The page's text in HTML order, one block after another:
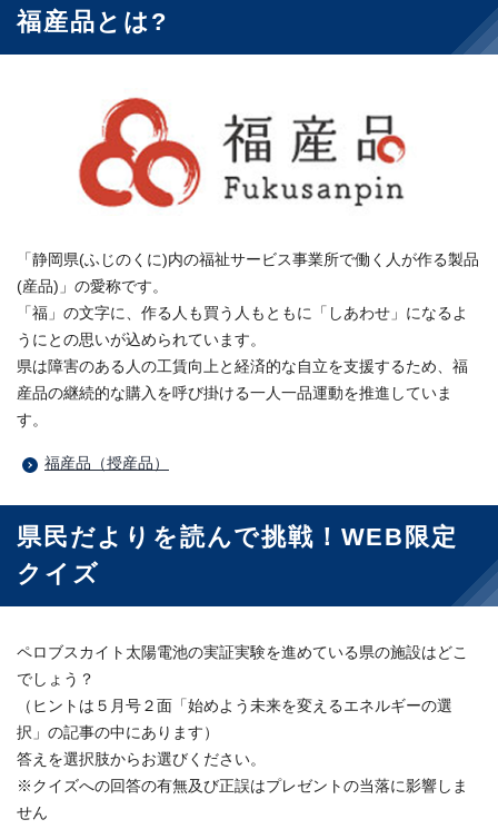
福産品とは?
「静岡県(ふじのくに)内の福祉サービス事業所で働く人が作る製品
(産品)」の愛称です。
「福」の文字に、作る人も買う人もともに「しあわせ」になるよ
うにとの思いが込められています。
県は障害のある人の工賃向上と経済的な自立を支援するため、福
産品の継続的な購入を呼び掛ける一人一品運動を推進していま
す。
福産品（授産品）
県民だよりを読んで挑戦！WEB限定
クイズ
ペロブスカイト太陽電池の実証実験を進めている県の施設はどこ
でしょう？
（ヒントは５月号２面「始めよう未来を変えるエネルギーの選
択」の記事の中にあります）
答えを選択肢からお選びください。
※クイズへの回答の有無及び正誤はプレゼントの当落に影響しま
せん